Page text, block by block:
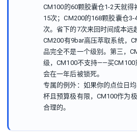
CM100的60颗胶囊仓1-2天就得
15次；CM200的168颗胶囊仓
次。省下的7次来回时间成本远
CM200有9bar高压萃取系统，
品完全不是一个级别。第三，
级，CM100不支持——买CM100
会在一年后被锁死。
专属的例外：如果你的点位日
杯且预算极有限，CM100作为
合理的。